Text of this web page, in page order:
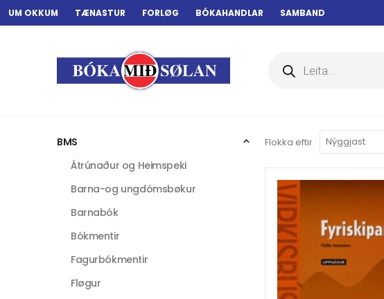
UM OKKUM TÆNASTUR FORLØG BÓKAHANDLAR SAMBAND
search
Flokka eftir
BMS
Átrúnaður og Heimspeki
Barna-og ungdómsbøkur
Barnabók
Bókmentir
Fagurbókmentir
Fløgur